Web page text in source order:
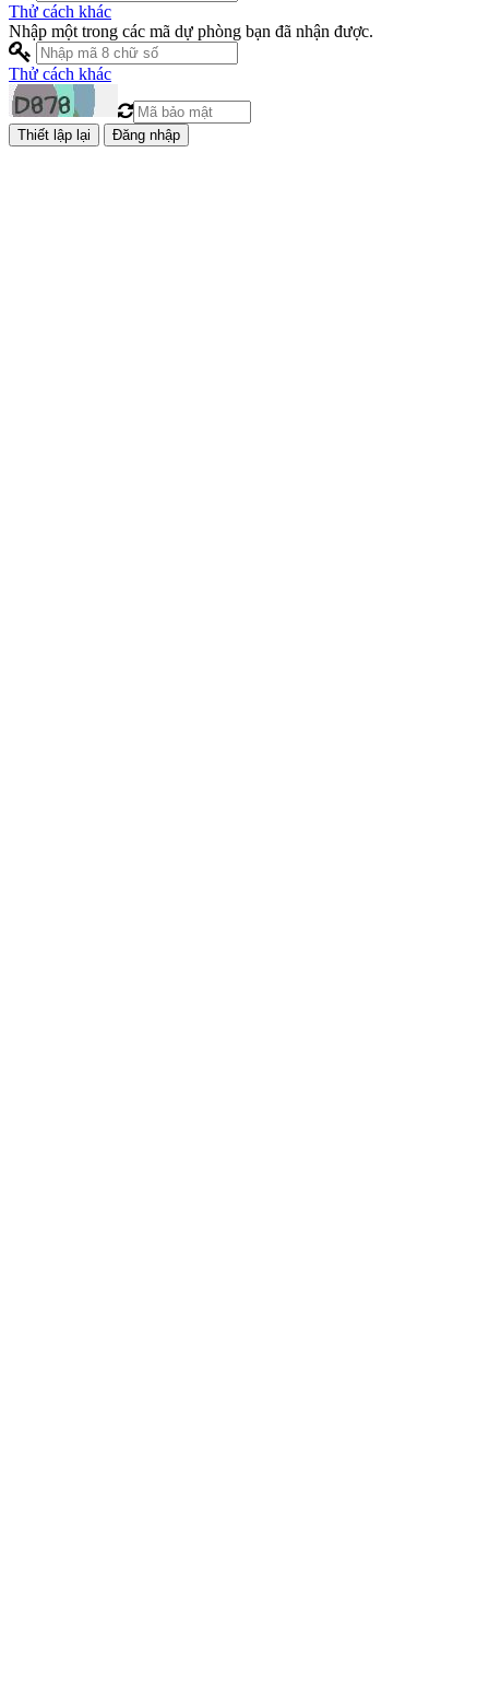
Thử cách khác
Nhập một trong các mã dự phòng bạn đã nhận được.
Thử cách khác
Đăng nhập